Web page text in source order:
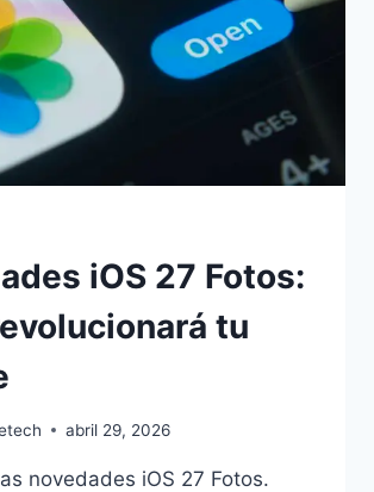
iOS 27 Fotos:
tu
abril 29, 2026
novedades iOS 27 Fotos.